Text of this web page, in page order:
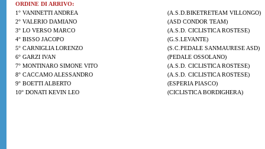
ORDINE DI ARRIVO:
1° VANINETTI ANDREA
(A.S.D.BIKETRETEAM VILLONGO)
2° VALERIO DAMIANO
(ASD CONDOR TEAM)
3° LO VERSO MARCO
(A.S.D. CICLISTICA ROSTESE)
4° BISSO JACOPO
(G.S.LEVANTE)
5° CARNIGLIA LORENZO
(S.C.PEDALE SANMAURESE ASD)
6° GARZI IVAN
(PEDALE OSSOLANO)
7° MONTINARO SIMONE VITO
(A.S.D. CICLISTICA ROSTESE)
8° CACCAMO ALESSANDRO
(A.S.D. CICLISTICA ROSTESE)
9° BOETTI ALBERTO
(ESPERIA PIASCO)
10° DONATI KEVIN LEO
(CICLISTICA BORDIGHERA)